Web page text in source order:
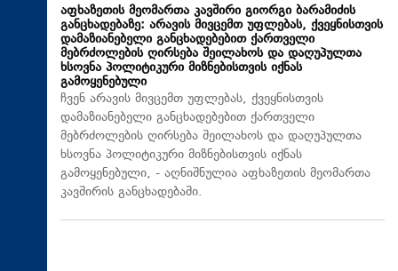
აფხაზეთის მეომართა კავშირი გიორგი ბარამიძის
განცხადებაზე: არავის მივცემთ უფლებას, ქვეყნისთვის
დამაზიანებელი განცხადებებით ქართველი
მებრძოლების ღირსება შეილახოს და დაღუპულთა
ხსოვნა პოლიტიკური მიზნებისთვის იქნას
გამოყენებული
ჩვენ არავის მივცემთ უფლებას, ქვეყნისთვის
დამაზიანებელი განცხადებებით ქართველი
მებრძოლების ღირსება შეილახოს და დაღუპულთა
ხსოვნა პოლიტიკური მიზნებისთვის იქნას
გამოყენებული, - აღნიშნულია აფხაზეთის მეომართა
კავშირის განცხადებაში.